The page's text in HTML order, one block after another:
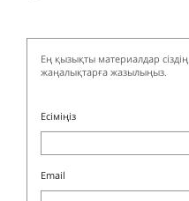
Ең қызықты материалдар
жаңалықтарға жазылыңыз.
Есіміңіз
Email